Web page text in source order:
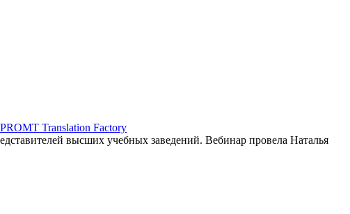
Translation Factory
высших учебных заведений. Вебинар провела Наталья